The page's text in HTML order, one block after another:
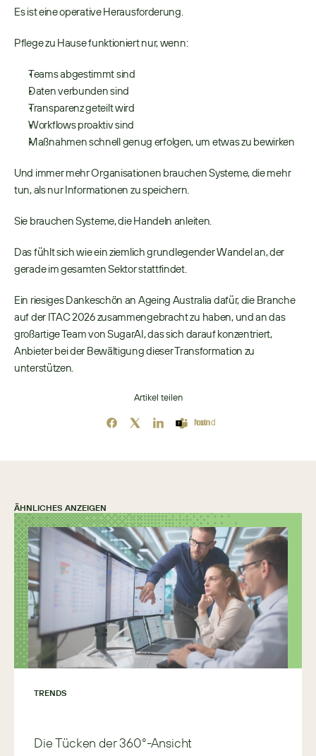
Es ist eine operative Herausforderung.
Pflege zu Hause funktioniert nur, wenn:
Teams abgestimmt sind
Daten verbunden sind
Transparenz geteilt wird
Workflows proaktiv sind
Maßnahmen schnell genug erfolgen, um etwas zu bewirken
Und immer mehr Organisationen brauchen Systeme, die mehr
tun, als nur Informationen zu speichern.
Sie brauchen Systeme, die Handeln anleiten.
Das fühlt sich wie ein ziemlich grundlegender Wandel an, der
gerade im gesamten Sektor stattfindet.
Ein riesiges Dankeschön an Ageing Australia dafür, die Branche
auf der ITAC 2026 zusammengebracht zu haben, und an das
großartige Team von SugarAI, das sich darauf konzentriert,
Anbieter bei der Bewältigung dieser Transformation zu
unterstützen.
Artikel teilen
Icon not found
ÄHNLICHES ANZEIGEN
TRENDS
Die Tücken der 360°-Ansicht